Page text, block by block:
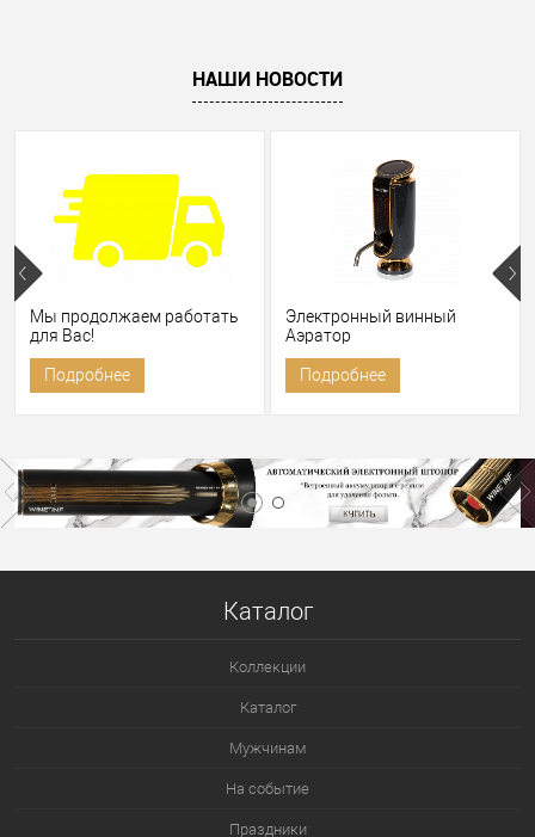
НАШИ НОВОСТИ
Мы продолжаем работать
для Вас!
Подробнее
Электронный винный
Аэратор
Подробнее
Каталог
Коллекции
Каталог
Мужчинам
На событие
Праздники